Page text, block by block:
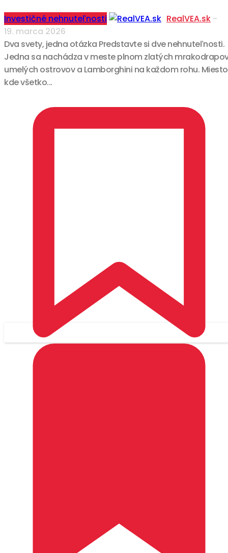
Investičné nehnuteľnosti RealVEA.sk -
19. marca 2026
Dva svety, jedna otázka Predstavte si dve nehnuteľnosti.
Jedna sa nachádza v meste plnom zlatých
umelých ostrovov a Lamborghini na každom rohu.
kde všetko...